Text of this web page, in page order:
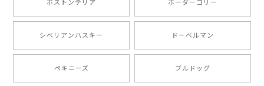
2024/05/22
ボストンテリア ボーダーコリー
シベリアンハスキー ドーベルマン
ペキニーズ ブルドッグ